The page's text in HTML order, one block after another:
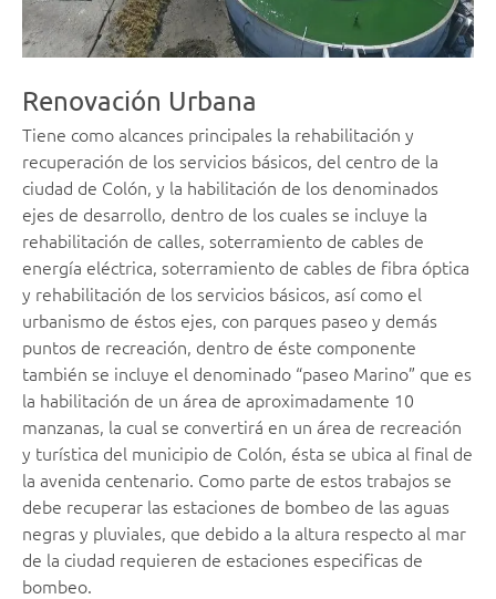
Renovación Urbana
Tiene como alcances principales la rehabilitación y
recuperación de los servicios básicos, del centro de la
ciudad de Colón, y la habilitación de los denominados
ejes de desarrollo, dentro de los cuales se incluye la
rehabilitación de calles, soterramiento de cables de
energía eléctrica, soterramiento de cables de fibra óptica
y rehabilitación de los servicios básicos, así como el
urbanismo de éstos ejes, con parques paseo y demás
puntos de recreación, dentro de éste componente
también se incluye el denominado “paseo Marino” que es
la habilitación de un área de aproximadamente 10
manzanas, la cual se convertirá en un área de recreación
y turística del municipio de Colón, ésta se ubica al final de
la avenida centenario. Como parte de estos trabajos se
debe recuperar las estaciones de bombeo de las aguas
negras y pluviales, que debido a la altura respecto al mar
de la ciudad requieren de estaciones especificas de
bombeo.